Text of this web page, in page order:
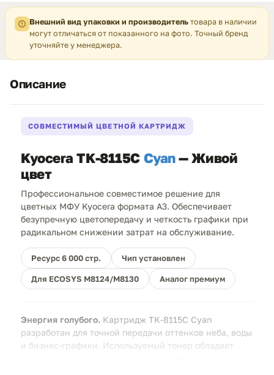
Внешний вид упаковки и производитель товара в наличии
могут отличаться от показанного на фото. Точный бренд
уточняйте у менеджера.
Описание
СОВМЕСТИМЫЙ ЦВЕТНОЙ КАРТРИДЖ
Kyocera TK-8115C Cyan— Живой
цвет
Профессиональное совместимое решение для
цветных МФУ Kyocera формата A3. Обеспечивает
безупречную цветопередачу и четкость графики при
радикальном снижении затрат на обслуживание.
Ресурс 6 000 стр. Чип установлен
Для ECOSYS M8124/M8130 Аналог премиум
Энергия голубого. Картридж TK-8115C Cyan
разработан для точной передачи оттенков неба, воды
и бизнес-графики. Используемый тонер обладает